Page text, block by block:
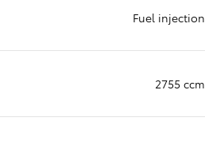
Fuel injection
2755 ccm